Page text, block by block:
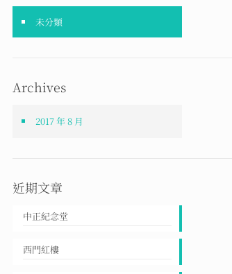
未分類
Archives
2017 年 8 月
近期文章
中正紀念堂
西門紅樓